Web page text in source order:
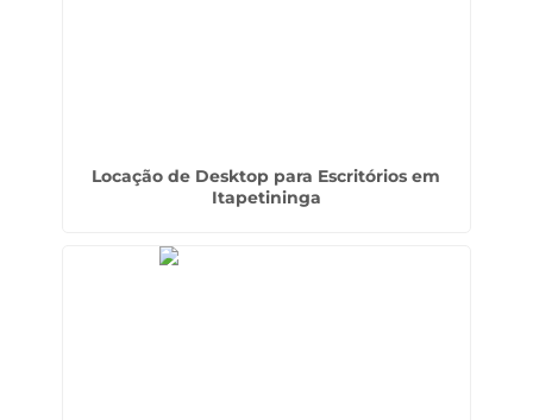
Locação de Desktop para Escritórios em
Itapetininga